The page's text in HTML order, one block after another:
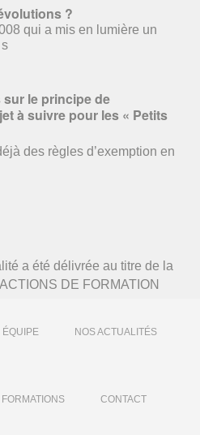
?
qui a mis en lumière un
le principe de
à suivre pour les « Petits
des règles d’exemption en
a été délivrée au titre de la
DE FORMATION
ÉQUIPE NOS ACTUALITÉS
FORMATIONS CONTACT